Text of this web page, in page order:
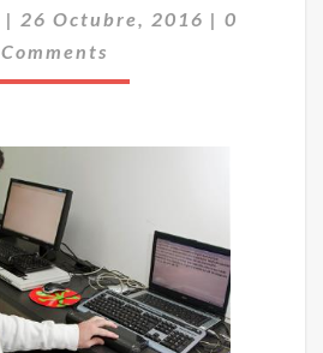
C
E
S
L
I
D
A
D
D
E
| 26 Octubre, 2016 | C
O
0
Comments